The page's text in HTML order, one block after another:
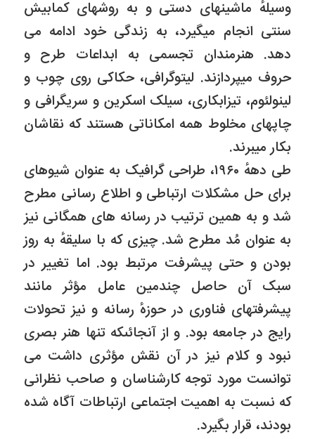
وسیلهٔ ماشینهاى دستى و به روشهاى کمابیش
سنتى انجام میگیرد، به زندگى خود ادامه مى
دهد. هنرمندان تجسمى به ابداعات طرح و
حروف میپردازند. لیتوگرافی، حکاکى روى چوب و
لینولئوم، تیزابکاری، سیلک اسکرین و سریگرافى و
چاپهاى مخلوط همه امکاناتى هستند که نقاشان
بکار میبرند.
طى دههٔ ۱۹۶۰، طراحى گرافیک به عنوان شیوهاى
براى حل مشکلات ارتباطى و اطلاع رسانى مطرح
شد و به همین ترتیب در رسانه هاى همگانى نیز
به عنوان مُد مطرح شد. چیزى که با سلیقهٔ به روز
بودن و حتى پیشرفت مرتبط بود. اما تغییر در
سبک آن حاصل چندمین عامل مؤثر مانند
پیشرفتهاى فناورى در حوزهٔ رسانه و نیز تحولات
رایج در جامعه بود. و از آنجائىکه تنها هنر بصرى
نبود و کلام نیز در آن نقش مؤثرى داشت مى
توانست مورد توجه کارشناسان و صاحب نظرانى
که نسبت به اهمیت اجتماعى ارتباطات آگاه شده
بودند، قرار بگیرد.